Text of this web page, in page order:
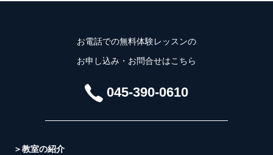
お電話での無料体験レッスンの
お申し込み・お問合せはこちら
045-390-0610
＞教室の紹介